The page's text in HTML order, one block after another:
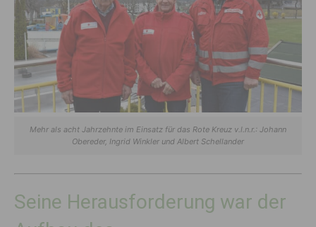
Mehr als acht Jahrzehnte im Einsatz für das Rote Kreuz v.l.n.r.: Johann
Obereder, Ingrid Winkler und Albert Schellander
Seine Herausforderung war der